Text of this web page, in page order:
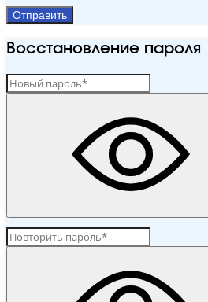
Отправить
Восстановление пароля